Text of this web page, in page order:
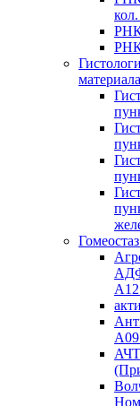
РНК
РНК
материала
Гомеостаз